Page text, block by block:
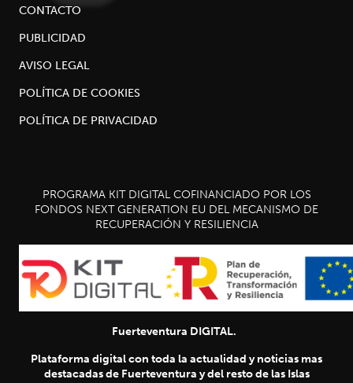
CONTACTO
PUBLICIDAD
AVISO LEGAL
POLÍTICA DE COOKIES
POLÍTICA DE PRIVACIDAD
PROGRAMA KIT DIGITAL COFINANCIADO POR LOS
FONDOS NEXT GENERATION EU DEL MECANISMO DE
RECUPERACIÓN Y RESILIENCIA
Fuerteventura DIGITAL.
Plataforma digital con toda la actualidad y noticias mas
destacadas de Fuerteventura y del resto de las Islas